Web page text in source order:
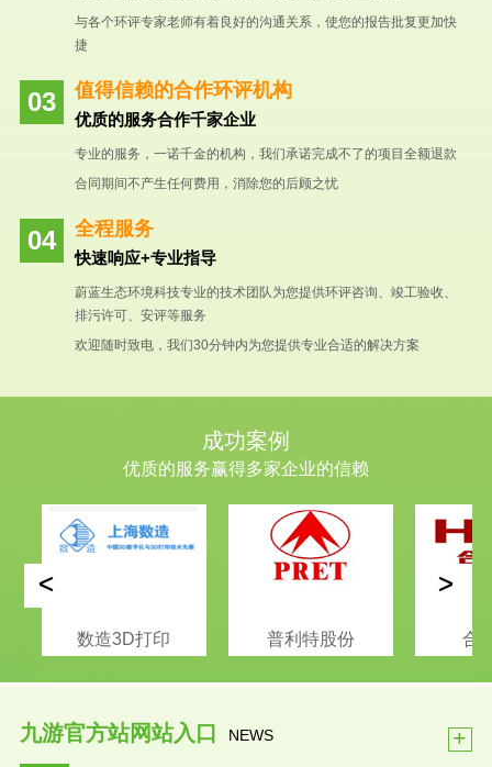
与各个环评专家老师有着良好的沟通关系，使您的报告批复更加快
捷
值得信赖的合作环评机构
优质的服务合作千家企业
专业的服务，一诺千金的机构，我们承诺完成不了的项目全额退款
合同期间不产生任何费用，消除您的后顾之忧
全程服务
快速响应+专业指导
蔚蓝生态环境科技专业的技术团队为您提供环评咨询、竣工验收、
排污许可、安评等服务
欢迎随时致电，我们30分钟内为您提供专业合适的解决方案
成功案例
优质的服务赢得多家企业的信赖
数造3D打印 普利特股份 合
< >
九游官方站网站入口 NEWS +